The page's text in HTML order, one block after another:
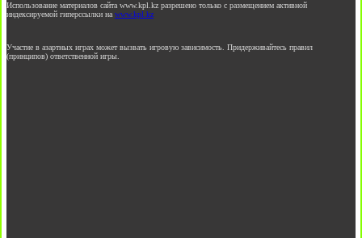
Использование материалов сайта www.kpl.kz разрешено только с размещением активной
индексируемой гиперссылки на www.kpl.kz
Участие в азартных играх может вызвать игровую зависимость. Придерживайтесь правил
(принципов) ответственной игры.